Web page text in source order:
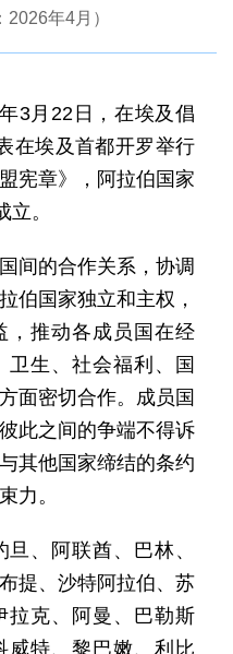
2026年4月）
3月22日，在埃及倡
在埃及首都开罗举行
宪章》，阿拉伯国家
。
间的合作关系，协调
伯国家独立和主权，
，推动各成员国在经
卫生、社会福利、国
面密切合作。成员国
此之间的争端不得诉
其他国家缔结的条约
力。
、阿联酋、巴林、
提、沙特阿拉伯、苏
拉克、阿曼、巴勒斯
威特、黎巴嫩、利比